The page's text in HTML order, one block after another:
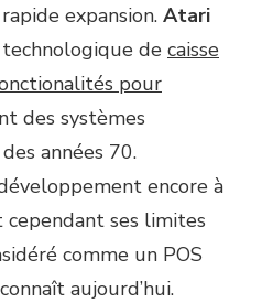
expansion. Atari
technologique de caisse
pour
des systèmes
années 70.
encore à
cependant ses limites
comme un POS
aujourd’hui.